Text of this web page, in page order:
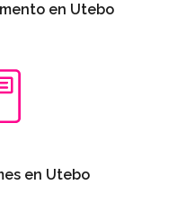
en Utebo
en Utebo